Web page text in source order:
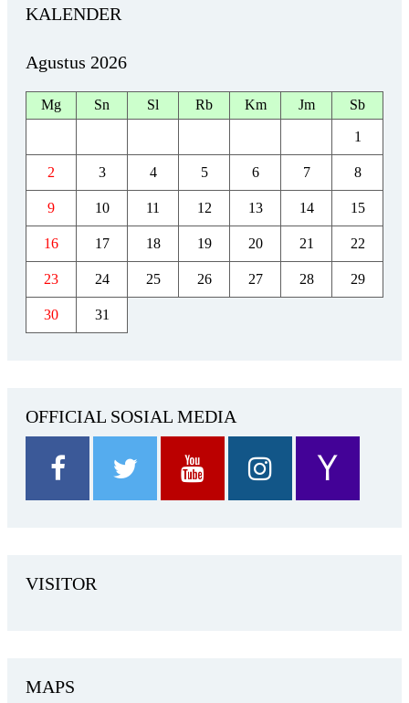
KALENDER
Agustus 2026
Mg Sn Sl Rb Km Jm Sb
1
2 3 4 5 6 7 8
9 10 11 12 13 14 15
16 17 18 19 20 21 22
23 24 25 26 27 28 29
30 31
OFFICIAL SOSIAL MEDIA
VISITOR
MAPS